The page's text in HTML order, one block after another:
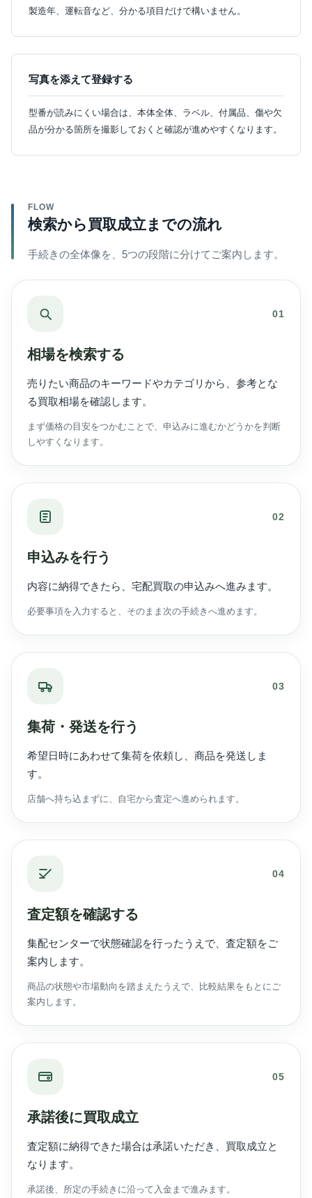
製造年、運転音など、分かる項目だけで構いません。
写真を添えて登録する
型番が読みにくい場合は、本体全体、ラベル、付属品、傷や欠
品が分かる箇所を撮影しておくと確認が進めやすくなります。
FLOW
検索から買取成立までの流れ
手続きの全体像を、5つの段階に分けてご案内します。
01
相場を検索する
売りたい商品のキーワードやカテゴリから、参考とな
る買取相場を確認します。
まず価格の目安をつかむことで、申込みに進むかどうかを判断
しやすくなります。
02
申込みを行う
内容に納得できたら、宅配買取の申込みへ進みます。
必要事項を入力すると、そのまま次の手続きへ進めます。
03
集荷・発送を行う
希望日時にあわせて集荷を依頼し、商品を発送しま
す。
店舗へ持ち込まずに、自宅から査定へ進められます。
04
査定額を確認する
集配センターで状態確認を行ったうえで、査定額をご
案内します。
商品の状態や市場動向を踏まえたうえで、比較結果をもとにご
案内します。
05
承諾後に買取成立
査定額に納得できた場合は承諾いただき、買取成立と
なります。
承諾後、所定の手続きに沿って入金まで進みます。